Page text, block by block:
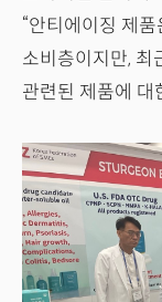
“안티에이징 제
소비층이지만, 최
관련된 제품에 대